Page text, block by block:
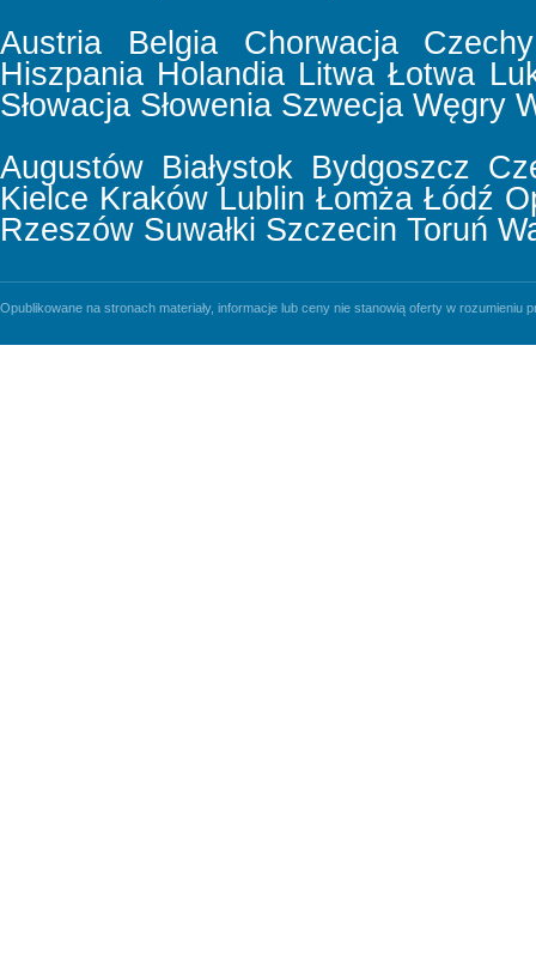
Austria
Belgia Chorwacja
Czechy
Hiszpania Holandia Litwa Łotwa
Słowacja Słowenia Szwecja Węgry
Augustów Białystok Bydgoszcz
Kielce Kraków Lublin Łomża Łódź
Rzeszów Suwałki Szczecin Toruń
Opublikowane na stronach materiały, informacje lub ceny nie stanowią oferty w rozumieniu